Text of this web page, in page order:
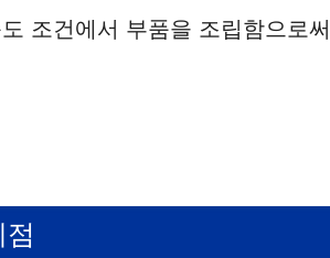
조건에서 부품을 조립함으로